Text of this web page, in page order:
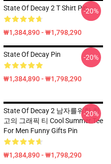
State Of Decay 2 T Shirt Pin
₩1,384,890 - ₩1,798,290
-20%
State Of Decay Pin
₩1,384,890 - ₩1,798,290
-20%
State Of Decay 2 남자를위한 최
고의 그래픽 티 Cool Summer Tee
For Men Funny Gifts Pin
₩1,384,890 - ₩1,798,290
-20%